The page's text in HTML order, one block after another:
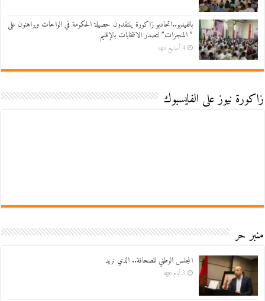
بالفيديو..اتحاديو زاكورة ينتقدون حصيلة الحكومة في الواحات ويراهنون على
” المنجزات” لتصدر الانتخابات بالإقليم
4 أسابيع ago
زاكورة نيوز على الفايسبوك
منبر حر
المجلس الوطني للصحافة.. الذي نريد
3 أيام ago